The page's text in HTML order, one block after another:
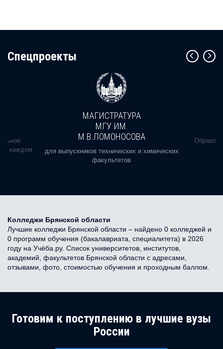
Cпецпроекты
в каждом
МАГИСТРАТУРА
МГУ ИМ.
М.В.ЛОМОНОСОВА
для выпускников технических и химических
факультетов
Колледжи Брянской области
Лучшие колледжи Брянской области – найдено 0 колледжей и
0 программ обучения (бакалавриата, специалитета) в 2026
году на Учёба.ру. Список университетов, институтов,
академий, факультетов Брянской области с адресами,
отзывами, фото, стоимостью обучения и проходным баллом.
Готовим к поступлению в лучшие вузы
России